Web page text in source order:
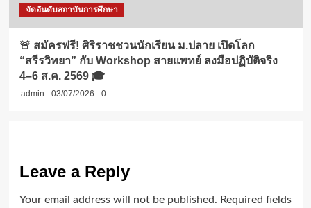
จัดอันดับสถาบันการศึกษา
🚨 สมัครฟรี! ศิริราชชวนนักเรียน ม.ปลาย เปิดโลก
“สรีรวิทยา” กับ Workshop สายแพทย์ ลงมือปฏิบัติจริง
4–6 ส.ค. 2569 🎓
admin 03/07/2026 0
Leave a Reply
Your email address will not be published. Required fields